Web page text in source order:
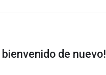
bienvenido de nuevo!